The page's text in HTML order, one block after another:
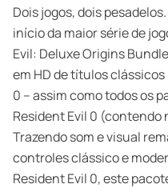
Dois jogos, dois
início da maior série de
Evil: Deluxe Origins
em HD de títulos clássicos
0 – assim como todos os
Resident Evil 0 (contendo
Trazendo som e visual
controles clássico e
Resident Evil 0, este